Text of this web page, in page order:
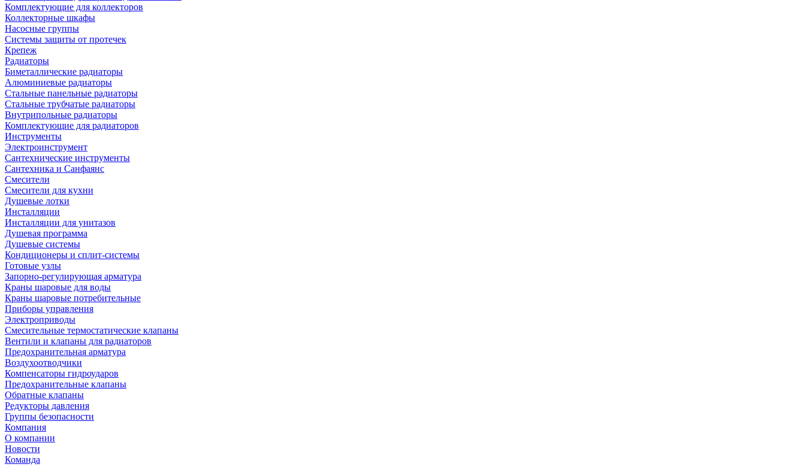
Комплектующие для коллекторов
Коллекторные шкафы
Насосные группы
Системы защиты от протечек
Крепеж
Радиаторы
Биметаллические радиаторы
Алюминиевые радиаторы
Стальные панельные радиаторы
Стальные трубчатые радиаторы
Внутрипольные радиаторы
Комплектующие для радиаторов
Инструменты
Электроинструмент
Сантехнические инструменты
Сантехника и Санфаянс
Смесители
Смесители для кухни
Душевые лотки
Инсталляции
Инсталляции для унитазов
Душевая программа
Душевые системы
Кондиционеры и сплит-системы
Готовые узлы
Запорно-регулирующая арматура
Краны шаровые для воды
Краны шаровые потребительные
Приборы управления
Электроприводы
Смесительные термостатические клапаны
Вентили и клапаны для радиаторов
Предохранительная арматура
Воздухоотводчики
Компенсаторы гидроударов
Предохранительные клапаны
Обратные клапаны
Редукторы давления
Группы безопасности
Компания
О компании
Новости
Команда